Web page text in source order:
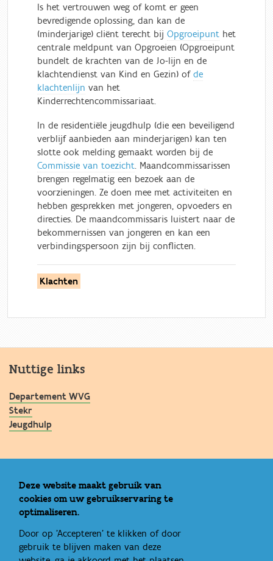
Deze website maakt gebruik van
cookies om uw gebruikservaring te
optimaliseren.
Door op 'Accepteren' te klikken of door
gebruik te blijven maken van deze
Is het vertrouwen weg of komt er geen
bevredigende oplossing, dan kan de
(minderjarige) cliënt terecht bij Opgroeipunt het
centrale meldpunt van Opgroeien (Opgroeipunt
bundelt de krachten van de Jo-lijn en de
klachtendienst van Kind en Gezin) of de
klachtenlijn van het
Kinderrechtencommissariaat.
In de residentiële jeugdhulp (die een beveiligend
verblijf aanbieden aan minderjarigen) kan ten
slotte ook melding gemaakt worden bij de
Commissie van toezicht. Maandcommissarissen
brengen regelmatig een bezoek aan de
voorzieningen. Ze doen mee met activiteiten en
hebben gesprekken met jongeren, opvoeders en
directies. De maandcommissaris luistert naar de
bekommernissen van jongeren en kan een
verbindingspersoon zijn bij conflicten.
Klachten
Nuttige links
Departement WVG
Stekr
Jeugdhulp
Contact
Bestellen